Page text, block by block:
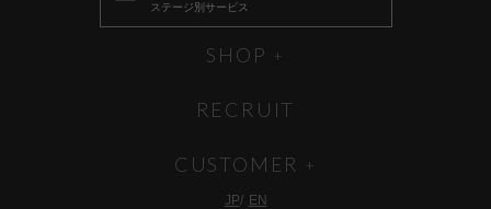
ステージ別サービス
SHOP
RECRUIT
CUSTOMER
JP EN